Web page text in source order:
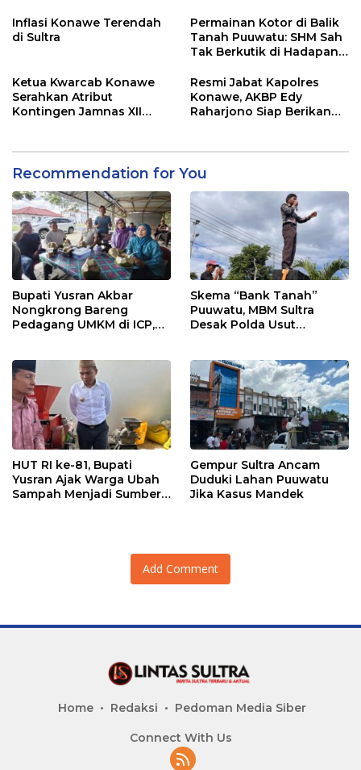
Inflasi Konawe Terendah
di Sultra
Permainan Kotor di Balik
Tanah Puuwatu: SHM Sah
Tak Berkutik di Hadapan
Ketua Kwarcab Konawe
Serahkan Atribut
Kontingen Jamnas XII
Resmi Jabat Kapolres
Konawe, AKBP Edy
Raharjono Siap Berikan
Recommendation for You
Bupati Yusran Akbar
Nongkrong Bareng
Pedagang UMKM di ICP,
Kerakyatan
Skema “Bank Tanah”
Puuwatu, MBM Sultra
Desak Polda Usut
HUT RI ke-81, Bupati
Yusran Ajak Warga Ubah
Sampah Menjadi Sumber
Gempur Sultra Ancam
Duduki Lahan Puuwatu
Jika Kasus Mandek
Add Comment
Home Redaksi Pedoman Media Siber
Connect With Us